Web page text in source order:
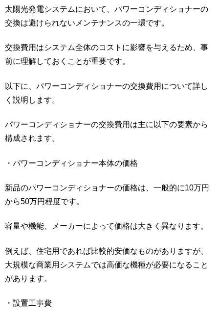
太陽光発電システムにおいて、パワーコンディショナーの
交換は避けられないメンテナンスの一環です。
交換費用はシステム全体のコストに影響を与えるため、事
前に理解しておくことが重要です。
以下に、パワーコンディショナーの交換費用について詳し
く説明します。
パワーコンディショナーの交換費用は主に以下の要素から
構成されます。
・パワーコンディショナー本体の価格
新品のパワーコンディショナーの価格は、一般的に10万円
から50万円程度です。
容量や機能、メーカーによって価格は大きく異なります。
例えば、住宅用であれば比較的安価なものがありますが、
大規模な商業用システムでは高価な機種が必要になること
があります。
・設置工事費